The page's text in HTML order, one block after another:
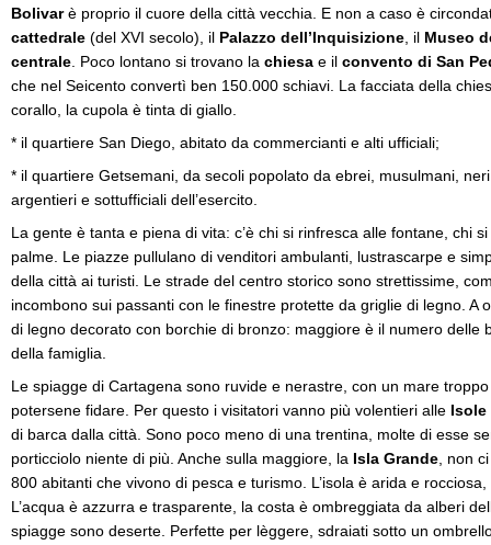
Bolivarè proprio il cuore della città vecchia. E non a caso è
cattedrale (del XVI secolo), il Palazzo dell’Inquisizione , il Museo
centrale . Poco lontano si trovano la chiesa e il convento di San
che nel Seicento convertì ben 150.000 schiavi. La facciata della
corallo, la cupola è tinta di giallo.
* il quartiere San Diego, abitato da commercianti e alti ufficiali;
* il quartiere Getsemani, da secoli popolato da ebrei, musulmani,
argentieri e sottufficiali dell’esercito.
La gente è tanta e piena di vita: c’è chi si rinfresca alle fontane, chi
palme. Le piazze pullulano di venditori ambulanti, lustrascarpe e
della città ai turisti. Le strade del centro storico sono strettissime,
incombono sui passanti con le finestre protette da griglie di legno. A
di legno decorato con borchie di bronzo: maggiore è il numero delle
della famiglia.
Le spiagge di Cartagena sono ruvide e nerastre, con un mare
potersene fidare. Per questo i visitatori vanno più volentieri alle Isole
di barca dalla città. Sono poco meno di una trentina, molte di esse
porticciolo niente di più. Anche sulla maggiore, la Isla Grande , non
800 abitanti che vivono di pesca e turismo. L’isola è arida e
L’acqua è azzurra e trasparente, la costa è ombreggiata da alberi
spiagge sono deserte. Perfette per lèggere, sdraiati sotto un